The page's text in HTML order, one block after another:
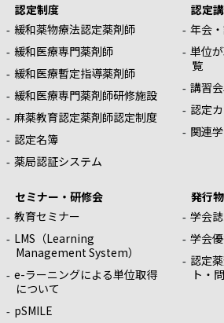
認定制度
緩和薬物療法認定薬剤師
緩和医療専門薬剤師
緩和医療暫定指導薬剤師
緩和医療専門薬剤師研修施設
麻薬教育認定薬剤師認定制度
認定名簿
薬局認証システム
認定
年会
単位
覧
講習
認定
関連
セミナー・研修会
教育セミナー
LMS（Learning
Management System）
e-ラーニングによる単位取得
について
pSMILE
発行物
学会誌
学会
認定
ト・